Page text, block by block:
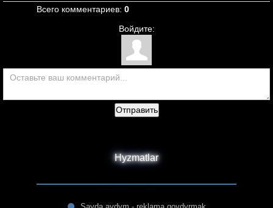
Всего комментариев: 0
Войдите:
Отправить
Hyzmatlar